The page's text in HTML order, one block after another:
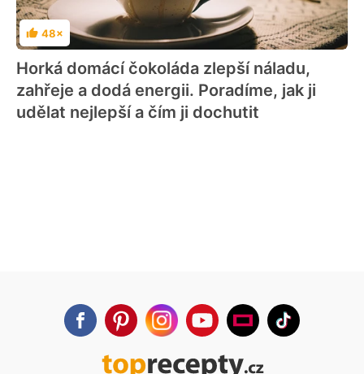
Hodnocení
48×
Horká domácí čokoláda zlepší náladu,
zahřeje a dodá energii. Poradíme, jak ji
udělat nejlepší a čím ji dochutit